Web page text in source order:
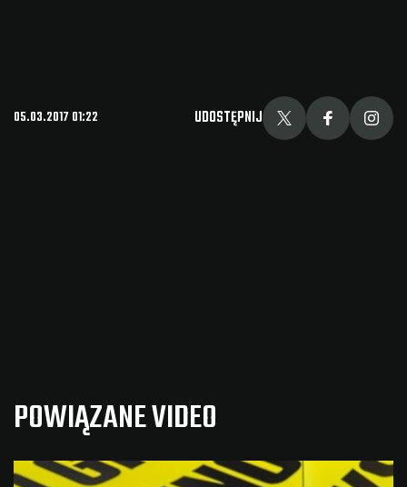
05.03.2017 01:22 UDOSTĘPNIJ
POWIĄZANE VIDEO